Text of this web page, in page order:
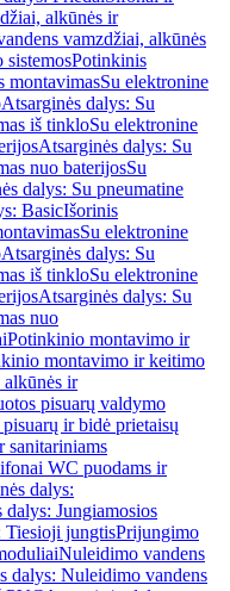
alkūnės ir
vamzdžiai, alkūnės
sistemosPotinkinis
montavimasSu elektronine
Atsarginės dalys: Su
iš tinkloSu elektronine
Atsarginės dalys: Su
nuo baterijosSu
dalys: Su pneumatine
BasicIšorinis
Su elektronine
Atsarginės dalys: Su
iš tinkloSu elektronine
Atsarginės dalys: Su
nuo
Potinkinio montavimo ir
montavimo ir keitimo
ir
pisuarų valdymo
ir bidė prietaisų
sanitariniams
WC puodams ir
dalys:
dalys: Jungiamosios
Tiesioji jungtisPrijungimo
Nuleidimo vandens
dalys: Nuleidimo vandens